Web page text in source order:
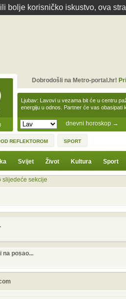
bolje korisničko iskustvo, ova
dnevni horoskop →
Ljubav: Lavovi u vezama bit će u centru
energiju u odnos. Partner će vas obasipati
Dobrodošli na Metro-portal.hr!
REFLEKTOROM SPORT
Svijet Život Kultura Sport
slijedeće sekcije
na posao...